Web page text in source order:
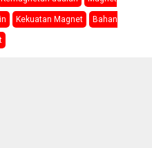
Kekuatan Magnet Bahan